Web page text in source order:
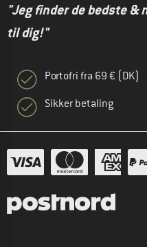
"Jeg finder de bedste
til dig!"
Portofri fra 69 € (DK)
Sikker betaling